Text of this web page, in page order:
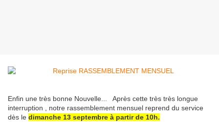
Enfin une très bonne Nouvelle... Après cette très très longue
interruption , notre rassemblement mensuel reprend du service
dès le dimanche 13 septembre à partir de 10h.